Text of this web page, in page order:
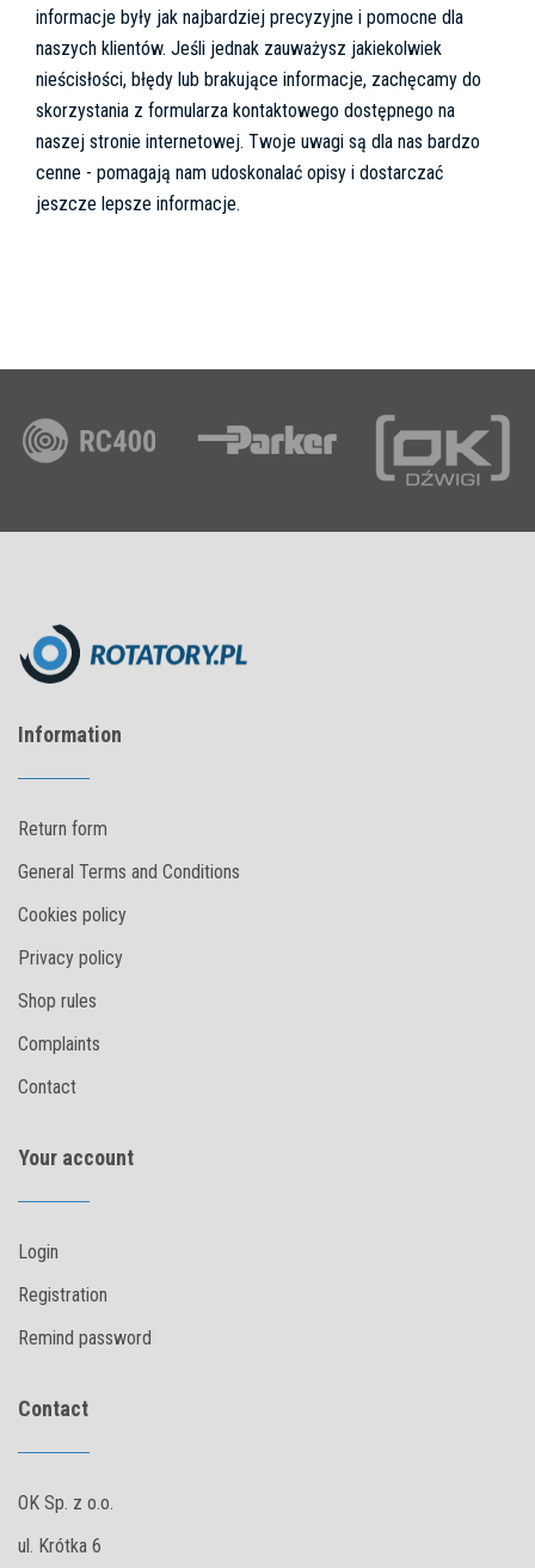
informacje były jak najbardziej precyzyjne i pomocne dla
naszych klientów. Jeśli jednak zauważysz jakiekolwiek
nieścisłości, błędy lub brakujące informacje, zachęcamy do
skorzystania z formularza kontaktowego dostępnego na
naszej stronie internetowej. Twoje uwagi są dla nas bardzo
cenne - pomagają nam udoskonalać opisy i dostarczać
jeszcze lepsze informacje.
Information
Return form
General Terms and Conditions
Cookies policy
Privacy policy
Shop rules
Complaints
Contact
Your account
Login
Registration
Remind password
Contact
OK Sp. z o.o.
ul. Krótka 6